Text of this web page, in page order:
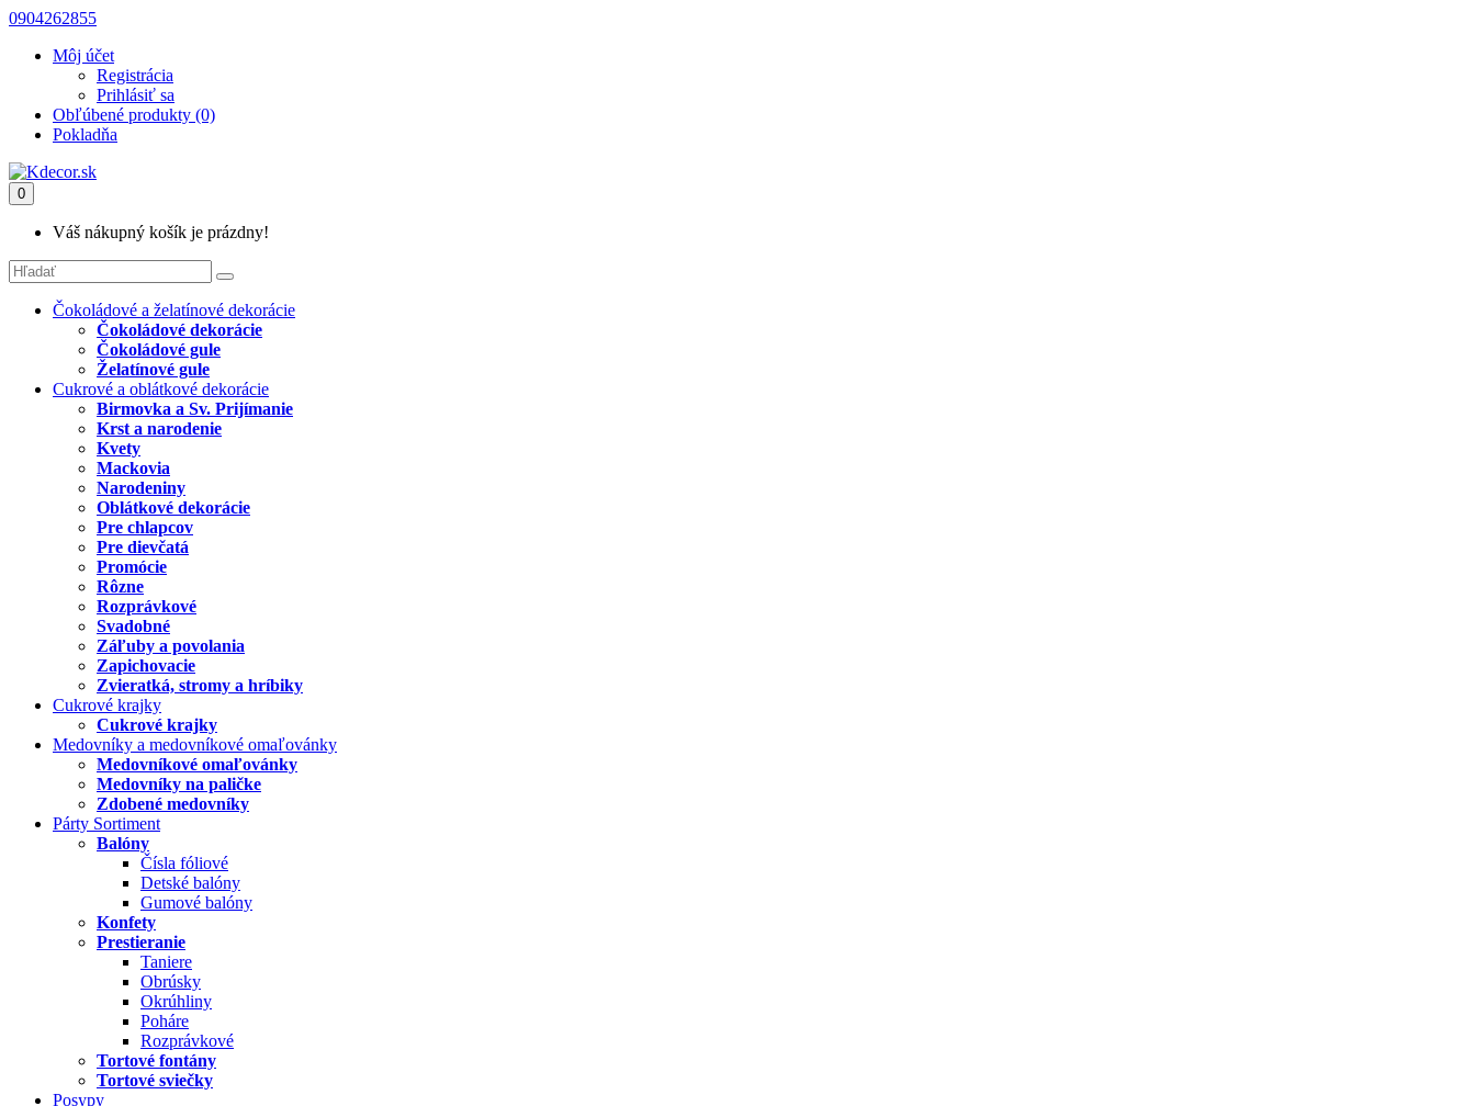
0904262855
Môj účet
Registrácia
Prihlásiť sa
Obľúbené produkty (0)
Pokladňa
0
Váš nákupný košík je prázdny!
Čokoládové a želatínové dekorácie
Čokoládové dekorácie
Čokoládové gule
Želatínové gule
Cukrové a oblátkové dekorácie
Birmovka a Sv. Prijímanie
Krst a narodenie
Kvety
Mackovia
Narodeniny
Oblátkové dekorácie
Pre chlapcov
Pre dievčatá
Promócie
Rôzne
Rozprávkové
Svadobné
Záľuby a povolania
Zapichovacie
Zvieratká, stromy a hríbiky
Cukrové krajky
Cukrové krajky
Medovníky a medovníkové omaľovánky
Medovníkové omaľovánky
Medovníky na paličke
Zdobené medovníky
Párty Sortiment
Balóny
Čísla fóliové
Detské balóny
Gumové balóny
Konfety
Prestieranie
Taniere
Obrúsky
Okrúhliny
Poháre
Rozprávkové
Tortové fontány
Tortové sviečky
Posypy